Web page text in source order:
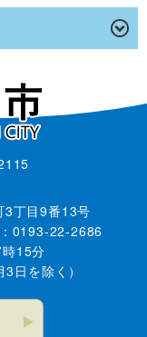
丁目9番13号
0193-22-2686
15分
日を除く）